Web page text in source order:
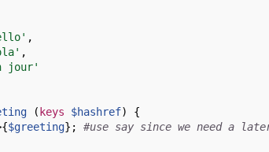
,
,
jour'
( keys $hashref)
{
{$greeting} ;
#use say since we need a